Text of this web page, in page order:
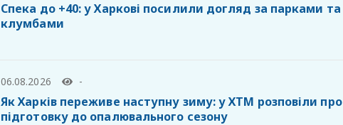
Спека до +40: у Харкові посилили догляд за парками та
клумбами
06.08.2026 -
Як Харків переживе наступну зиму: у ХТМ розповіли про
підготовку до опалювального сезону